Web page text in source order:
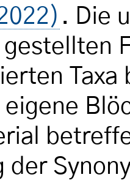
. Die
gestellten
der